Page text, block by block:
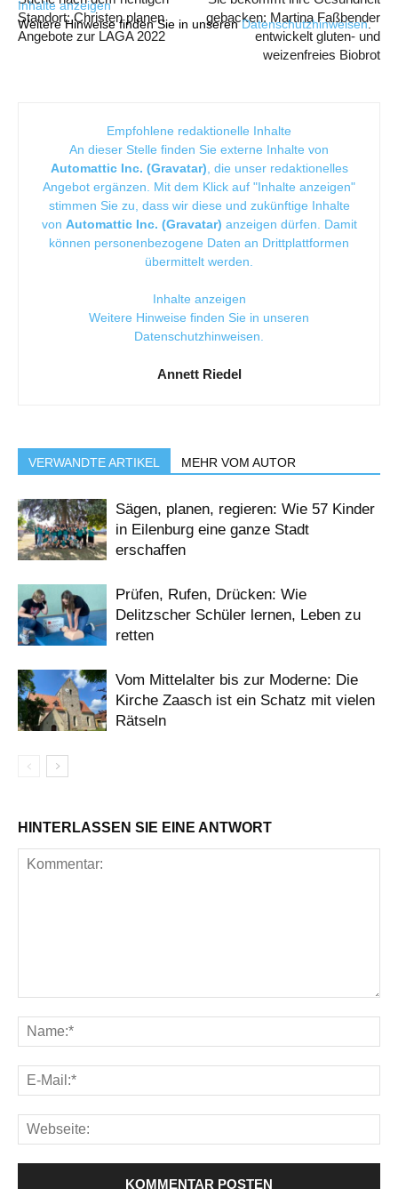
Inhalte anzeigen
Weitere Hinweise finden Sie in unserenDatenschutzhinweisen.
Standort: Christen planen
Angebote zur LAGA 2022
gebacken: Martina Faßbender
entwickelt gluten- und
weizenfreies Biobrot
Empfohlene redaktionelle Inhalte
An dieser Stelle finden Sie externe Inhalte von
Automattic Inc. (Gravatar) , die unser redaktionelles
Angebot ergänzen. Mit dem Klick auf "Inhalte anzeigen"
stimmen Sie zu, dass wir diese und zukünftige Inhalte
von Automattic Inc. (Gravatar) anzeigen dürfen. Damit
können personenbezogene Daten an Drittplattformen
übermittelt werden.
Inhalte anzeigen
Weitere Hinweise finden Sie in unseren
Datenschutzhinweisen
Annett Riedel
VERWANDTE ARTIKEL MEHR VOM AUTOR
Sägen, planen, regieren: Wie 57 Kinder
in Eilenburg eine ganze Stadt
erschaffen
Prüfen, Rufen, Drücken: Wie
Delitzscher Schüler lernen, Leben zu
retten
Vom Mittelalter bis zur Moderne: Die
Kirche Zaasch ist ein Schatz mit vielen
Rätseln
HINTERLASSEN SIE EINE ANTWORT